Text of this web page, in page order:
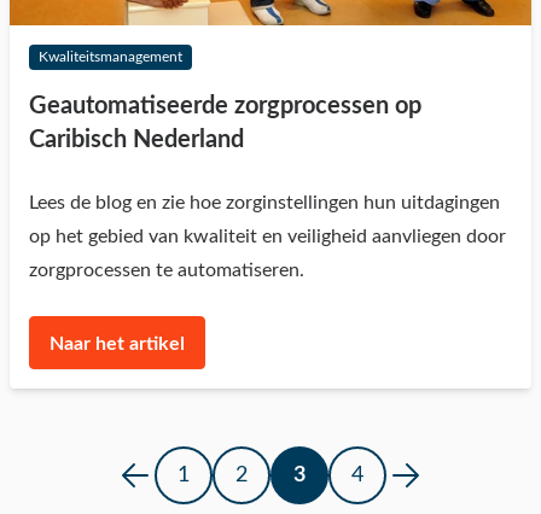
Kwaliteitsmanagement
Geautomatiseerde zorgprocessen op
Caribisch Nederland
Lees de blog en zie hoe zorginstellingen hun uitdagingen
op het gebied van kwaliteit en veiligheid aanvliegen door
zorgprocessen te automatiseren.
Naar het artikel
1 2 3 4